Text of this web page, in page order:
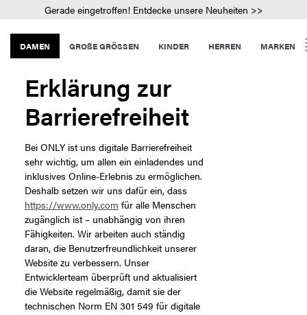
Gerade eingetroffen! Entdecke unsere Neuheiten >>
DAMEN GROßE GRÖSSEN KINDER HERREN MARKEN
Erklärung zur
Barrierefreiheit
Bei ONLY ist uns digitale Barrierefreiheit
sehr wichtig, um allen ein einladendes und
inklusives Online-Erlebnis zu ermöglichen.
Deshalb setzen wir uns dafür ein, dass
https://www.only.com für alle Menschen
zugänglich ist – unabhängig von ihren
Fähigkeiten. Wir arbeiten auch ständig
daran, die Benutzerfreundlichkeit unserer
Website zu verbessern. Unser
Entwicklerteam überprüft und aktualisiert
die Website regelmäßig, damit sie der
technischen Norm EN 301 549 für digitale